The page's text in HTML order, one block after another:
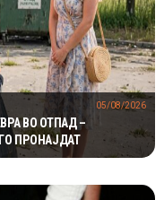
ВО ОТПАД –
ПРОНАЈДАТ
05/08/2026